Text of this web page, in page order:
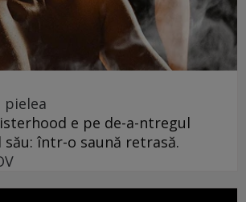
pielea
e pe de-a-ntregul
într-o saună retrasă.